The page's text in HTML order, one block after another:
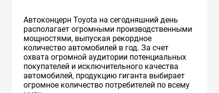
Автоконцерн Toyota на сегодняшний день
располагает огромными производственными
мощностями, выпуская рекордное
количество автомобилей в год. За счет
охвата огромной аудитории потенциальных
покупателей и исключительного качества
автомобилей, продукцию гиганта выбирает
огромное количество потребителей по всему